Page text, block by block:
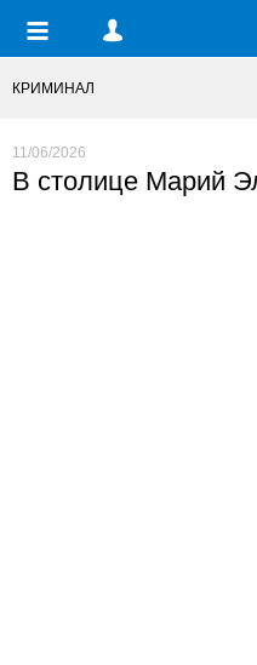
КРИМИНАЛ
11/06/2026
В столице Марий